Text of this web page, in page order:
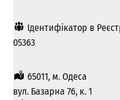
Ідентифікатор в
05363
65011, м. Одеса
вул. Базарна 76, к. 1